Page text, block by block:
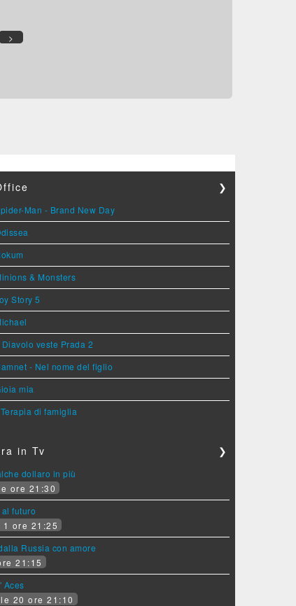
>
❯
Man - Brand New Day
& Monsters
Story 5
Diavolo veste Prada 2
- Nel nome del figlio
mia
Terapia di famiglia
in Tv ❯
dollaro in più
ore 21:30
futuro
ore 21:25
Russia con amore
21:15
Aces
20 ore 21:10